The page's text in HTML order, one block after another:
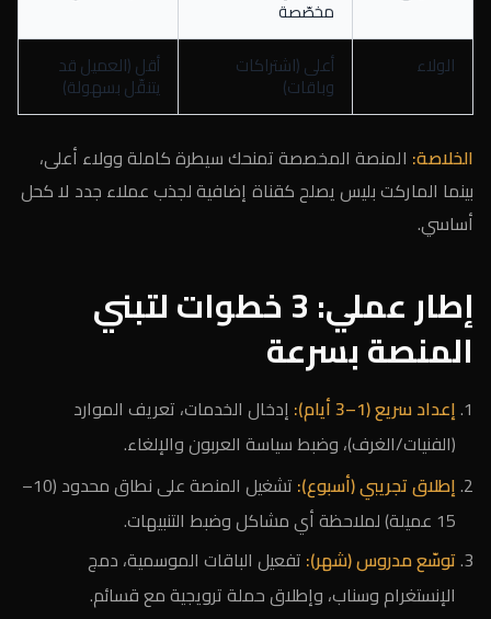
مخصّصة
الولاء أعلى (اشتراكات
وباقات)
أقل (العميل قد
يتنقّل بسهولة)
الخلاصة: المنصة المخصصة تمنحك سيطرة كاملة وولاء أعلى،
بينما الماركت بليس يصلح كقناة إضافية لجذب عملاء جدد لا كحل
أساسي.
إطار عملي: 3 خطوات لتبني
المنصة بسرعة
إعداد سريع (1–3 أيام):
إدخال الخدمات، تعريف الموارد
(الفنيات/الغرف)، وضبط سياسة العربون والإلغاء.
إطلاق تجريبي (أسبوع):
تشغيل المنصة على نطاق محدود (10–
15 عميلة) لملاحظة أي مشاكل وضبط التنبيهات.
توسّع مدروس (شهر): تفعيل الباقات الموسمية، دمج
الإنستغرام وسناب، وإطلاق حملة ترويجية مع قسائم.